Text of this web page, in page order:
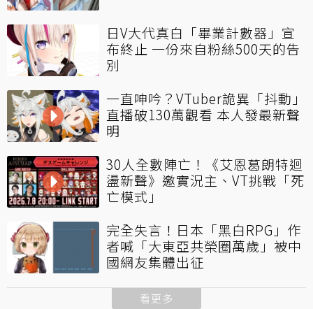
日V大代真白「畢業計數器」宣
布終止 一份來自粉絲500天的告
別
一直呻吟？VTuber詭異「抖動」
直播破130萬觀看 本人發最新聲
明
30人全數陣亡！《艾恩葛朗特迴
盪新聲》邀實況主、VT挑戰「死
亡模式」
完全失言！日本「黑白RPG」作
者喊「大東亞共榮圈萬歲」被中
國網友集體出征
看更多